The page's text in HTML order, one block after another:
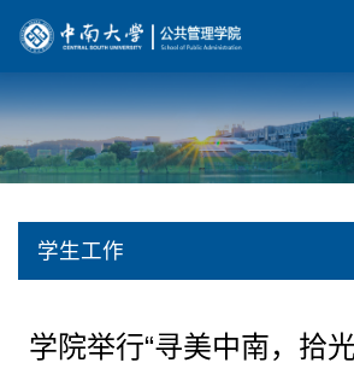
学生工作
学院举行“寻美中南，拾